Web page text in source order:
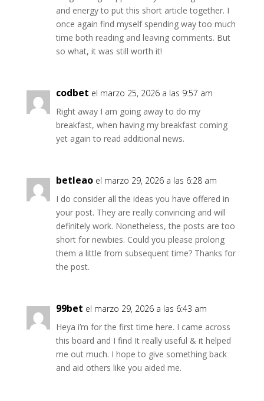
and energy to put this short article together. I
once again find myself spending way too much
time both reading and leaving comments. But
so what, it was still worth it!
codbet el marzo 25, 2026 a las 9:57 am
Right away I am going away to do my
breakfast, when having my breakfast coming
yet again to read additional news.
betleao el marzo 29, 2026 a las 6:28 am
I do consider all the ideas you have offered in
your post. They are really convincing and will
definitely work. Nonetheless, the posts are too
short for newbies. Could you please prolong
them a little from subsequent time? Thanks for
the post.
99bet el marzo 29, 2026 a las 6:43 am
Heya i’m for the first time here. I came across
this board and I find It really useful & it helped
me out much. I hope to give something back
and aid others like you aided me.